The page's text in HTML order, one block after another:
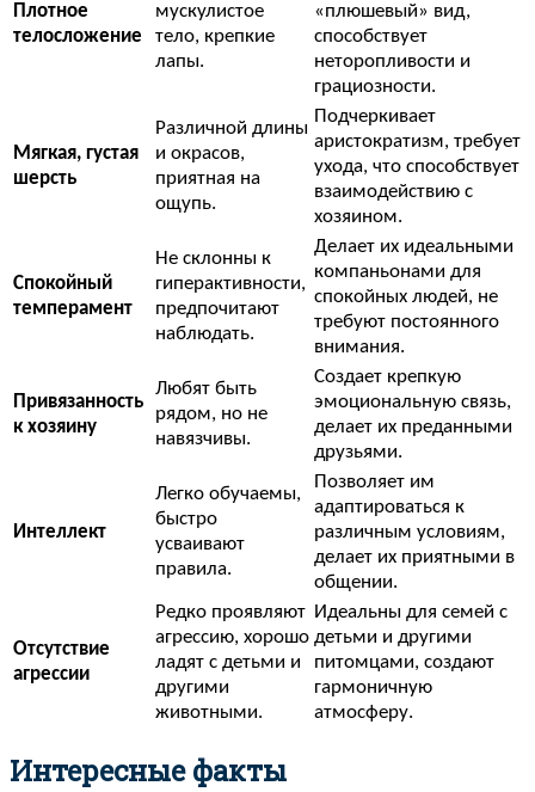
Плотное
телосложение
мускулистое
тело, крепкие
лапы.
«плюшевый» вид,
способствует
неторопливости и
грациозности.
Мягкая, густая
шерсть
Различной длины
и окрасов,
приятная на
ощупь.
Подчеркивает
аристократизм, требует
ухода, что способствует
взаимодействию с
хозяином.
Спокойный
темперамент
Не склонны к
гиперактивности,
предпочитают
наблюдать.
Делает их идеальными
компаньонами для
спокойных людей, не
требуют постоянного
внимания.
Привязанность
к хозяину
Любят быть
рядом, но не
навязчивы.
Создает крепкую
эмоциональную связь,
делает их преданными
друзьями.
Интеллект
Легко обучаемы,
быстро
усваивают
правила.
Позволяет им
адаптироваться к
различным условиям,
делает их приятными в
общении.
Отсутствие
агрессии
Редко проявляют
агрессию, хорошо
ладят с детьми и
другими
животными.
Идеальны для семей с
детьми и другими
питомцами, создают
гармоничную
атмосферу.
Интересные факты